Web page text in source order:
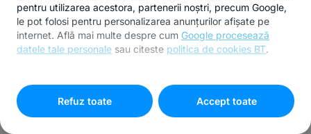
pentru utilizarea acestora, partenerii noștri, precum Google,
le pot folosi pentru personalizarea anunțurilor afișate pe
internet. Află mai multe despre cum Google procesează
datele tale personale sau citeste politica de cookies BT.
cookies"
Refuz toate
Accept toate